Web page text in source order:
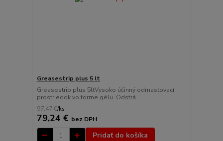
Greasestrip plus 5 lt
Greasestrip plus 5ltVysoko účinný odmasťovací
prostriedok vo forme gélu. Odstrá...
97,47 €/ks
79,24 € bez DPH
Pridať do košíka